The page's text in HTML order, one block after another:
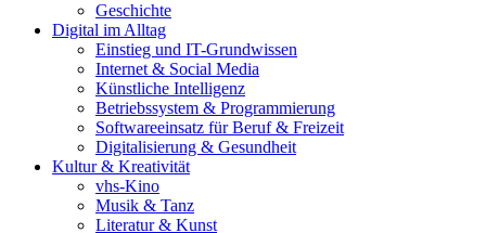
Geschichte
Digital im Alltag
Einstieg und IT-Grundwissen
Internet & Social Media
Künstliche Intelligenz
Betriebssystem & Programmierung
Softwareeinsatz für Beruf & Freizeit
Digitalisierung & Gesundheit
Kultur & Kreativität
vhs-Kino
Musik & Tanz
Literatur & Kunst